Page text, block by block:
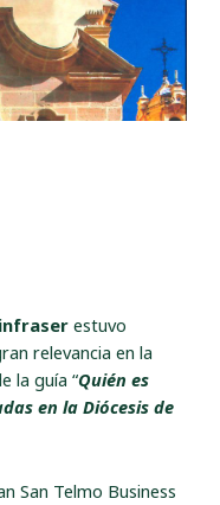
infraserestuvo
relevancia en la
la guía “Quién es
en la Diócesis de
San Telmo Business